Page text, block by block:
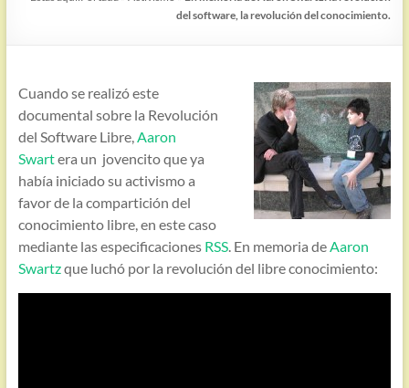
del software, la revolución del conocimiento.
Cuando se realizó este
documental sobre la Revolución
del Software Libre,Aaron
Swartera un jovencito que ya
había iniciado su activismo a
favor de la compartición del
conocimiento libre, en este caso
mediante las especificaciones RSS. En memoria deAaron
Swartzque luchó por la revolución del libre conocimiento: